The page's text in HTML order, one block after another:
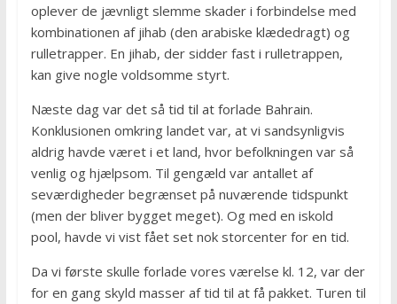
oplever de jævnligt slemme skader i forbindelse med
kombinationen af jihab (den arabiske klædedragt) og
rulletrapper. En jihab, der sidder fast i rulletrappen,
kan give nogle voldsomme styrt.
Næste dag var det så tid til at forlade Bahrain.
Konklusionen omkring landet var, at vi sandsynligvis
aldrig havde været i et land, hvor befolkningen var så
venlig og hjælpsom. Til gengæld var antallet af
seværdigheder begrænset på nuværende tidspunkt
(men der bliver bygget meget). Og med en iskold
pool, havde vi vist fået set nok storcenter for en tid.
Da vi første skulle forlade vores værelse kl. 12, var der
for en gang skyld masser af tid til at få pakket. Turen til